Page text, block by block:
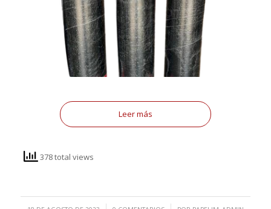
Leer más
378 total views